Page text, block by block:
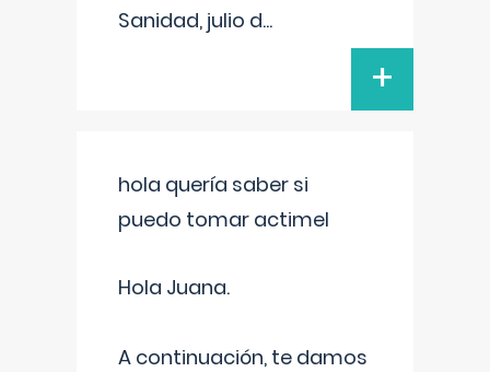
Sanidad, julio d...
+
hola quería saber si
puedo tomar actimel
Hola Juana.
A continuación, te damos